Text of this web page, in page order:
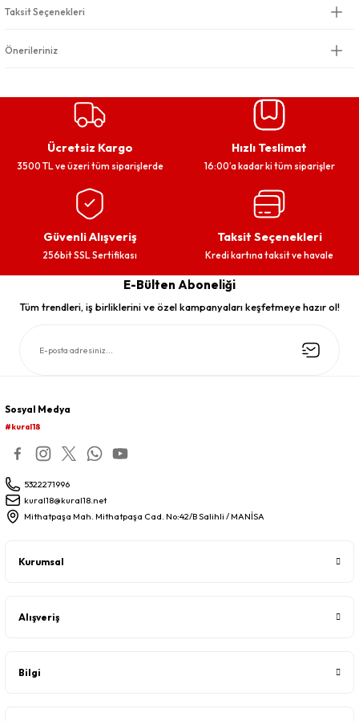
Taksit Seçenekleri
Önerileriniz
Ücretsiz Kargo
3500 TL ve üzeri tüm siparişlerde
Hızlı Teslimat
16:00’a kadar ki tüm siparişler
Güvenli Alışveriş
256bit SSL Sertifikası
Taksit Seçenekleri
Kredi kartına taksit ve havale
E-Bülten Aboneliği
Tüm trendleri, iş birliklerini ve özel kampanyaları keşfetmeye hazır ol!
Sosyal Medya
#kural18
5322271996
kural18@kural18.net
Mithatpaşa Mah. Mithatpaşa Cad. No:42/B Salihli / MANİSA
Kurumsal
Alışveriş
Bilgi